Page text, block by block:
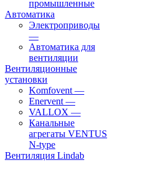
промышленные
Автоматика
Электроприводы
—
Автоматика для
вентиляции
Вентиляционные
установки
Komfovent —
Enervent —
VALLOX —
Канальные
агрегаты VENTUS
N-type
Вентиляция Lindab